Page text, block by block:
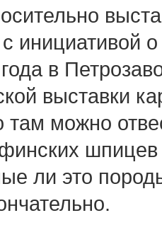
инициативой
в
выставки
можно
ли это